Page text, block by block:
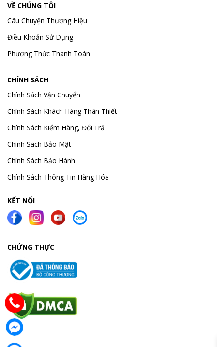
VỀ CHÚNG TÔI
Câu Chuyện Thương Hiệu
Điều Khoản Sử Dụng
Phương Thức Thanh Toán
CHÍNH SÁCH
Chính Sách Vận Chuyển
Chính Sách Khách Hàng Thân Thiết
Chính Sách Kiểm Hàng, Đổi Trả
Chính Sách Bảo Mật
Chính Sách Bảo Hành
Chính Sách Thông Tin Hàng Hóa
KẾT NỐI
CHỨNG THỰC